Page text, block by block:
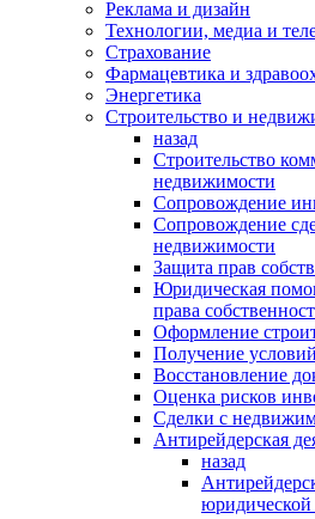
Реклама и дизайн
Технологии, медиа и
Страхование
Фармацевтика и
Энергетика
Строительство и
назад
Строительство
недвижимости
Сопровождение
Сопровождение
недвижимости
Защита прав
Юридическая
права
Оформление
Получение
Восстановление
Оценка рисков
Сделки с
Антирейдерская
назад